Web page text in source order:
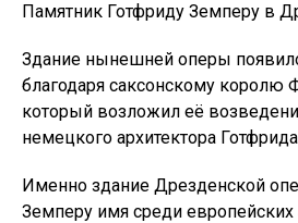
Памятник Готфриду Земперу в
Здание нынешней оперы
благодаря саксонскому королю
который возложил её
немецкого архитектора
Именно здание Дрезденской
Земперу имя среди европейских